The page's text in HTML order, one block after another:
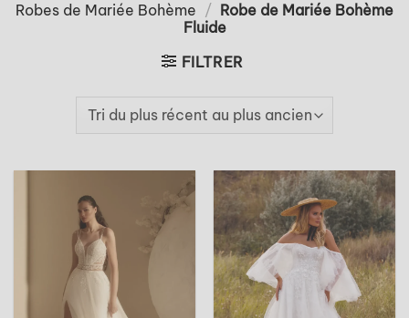
Robes de Mariée Bohème / Robe de Mariée Bohème
Fluide
FILTRER